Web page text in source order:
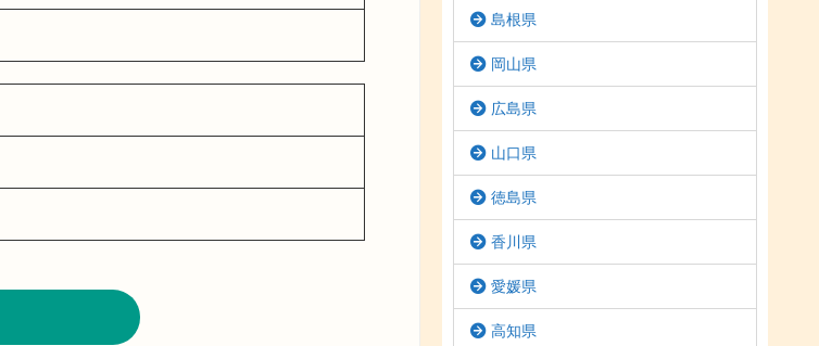
島根県
岡山県
広島県
山口県
徳島県
香川県
愛媛県
高知県